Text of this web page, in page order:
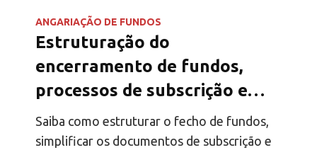
ANGARIAÇÃO DE FUNDOS
Estruturação do
encerramento de fundos,
processos de subscrição e
angariação de fundos
subsequentes
Saiba como estruturar o fecho de fundos,
simplificar os documentos de subscrição e